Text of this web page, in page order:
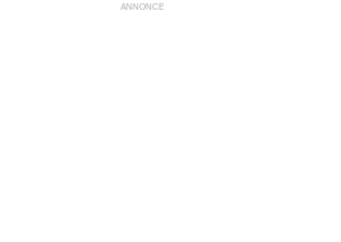
ANNONCE